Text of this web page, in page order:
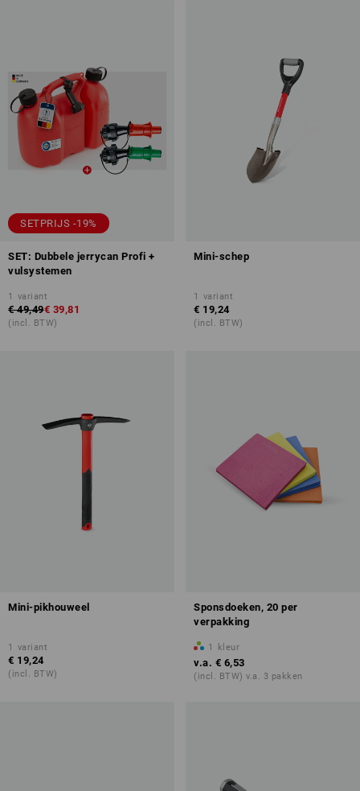
SETPRIJS -19%
SET: Dubbele jerrycan Profi +
vulsystemen
1 variant
€ 49,49€ 39,81
(incl. BTW)
Mini-schep
1 variant
€ 19,24
(incl. BTW)
Mini-pikhouweel
1 variant
€ 19,24
(incl. BTW)
Sponsdoeken, 20 per
verpakking
1 kleur
v.a. € 6,53
(incl. BTW) v.a. 3 pakken